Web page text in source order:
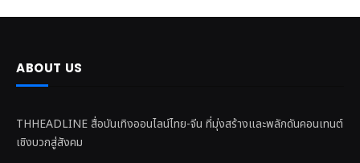
ABOUT US
THHEADLINE สื่อบันเทิงออนไลน์ไทย-จีน ที่มุ่งสร้างและพลักดันคอนเทนต์
เชิงบวกสู่สังคม